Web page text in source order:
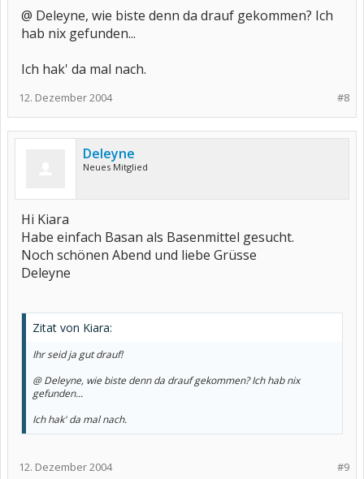
@ Deleyne, wie biste denn da drauf gekommen? Ich
hab nix gefunden...
Ich hak' da mal nach.
#8
12. Dezember 2004
Deleyne
Neues Mitglied
Hi Kiara
Habe einfach Basan als Basenmittel gesucht.
Noch schönen Abend und liebe Grüsse
Deleyne
Zitat von Kiara:
Ihr seid ja gut drauf!
@ Deleyne, wie biste denn da drauf gekommen? Ich hab nix
gefunden...
Ich hak' da mal nach.
#9
12. Dezember 2004